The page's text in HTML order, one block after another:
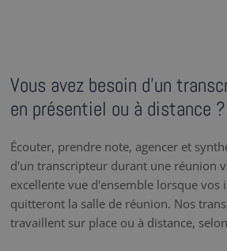
Vous avez besoin d’un
en présentiel ou à distance ?
Écouter, prendre note, agencer et
d'un transcripteur durant une réunion
excellente vue d'ensemble lorsque vos
quitteront la salle de réunion. Nos
travaillent sur place ou à distance,